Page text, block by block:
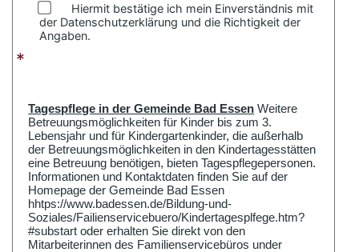
Hiermit bestätige ich mein Einverständnis mit
der Datenschutzerklärung und die Richtigkeit der
Angaben.
*
Tagespflege in der Gemeinde Bad Essen Weitere
Betreuungsmöglichkeiten für Kinder bis zum 3.
Lebensjahr und für Kindergartenkinder, die außerhalb
der Betreuungsmöglichkeiten in den Kindertagesstätten
eine Betreuung benötigen, bieten Tagespflegepersonen.
Informationen und Kontaktdaten finden Sie auf der
Homepage der Gemeinde Bad Essen
hhtps://www.badessen.de/Bildung-und-
Soziales/Failienservicebuero/Kindertagesplfege.htm?
#substart oder erhalten Sie direkt von den
Mitarbeiterinnen des Familienservicebüros under